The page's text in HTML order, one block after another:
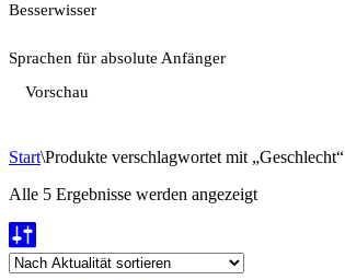
Besserwisser
Sprachen für absolute Anfänger
Vorschau
Start\Produkte verschlagwortet mit „Geschlecht“
Alle 5 Ergebnisse werden angezeigtNach